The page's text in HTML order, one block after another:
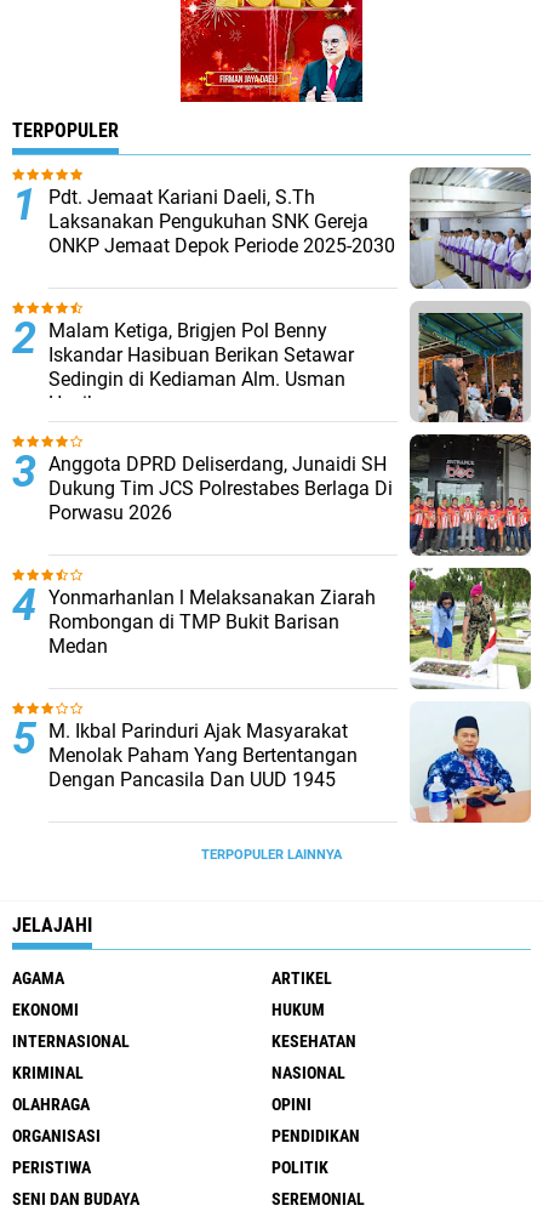
TERPOPULER
Pdt. Jemaat Kariani Daeli, S.Th
Laksanakan Pengukuhan SNK Gereja
ONKP Jemaat Depok Periode 2025-2030
Malam Ketiga, Brigjen Pol Benny
Iskandar Hasibuan Berikan Setawar
Sedingin di Kediaman Alm. Usman
Hasibuan
Anggota DPRD Deliserdang, Junaidi SH
Dukung Tim JCS Polrestabes Berlaga Di
Porwasu 2026
Yonmarhanlan l Melaksanakan Ziarah
Rombongan di TMP Bukit Barisan
Medan
M. Ikbal Parinduri Ajak Masyarakat
Menolak Paham Yang Bertentangan
Dengan Pancasila Dan UUD 1945
TERPOPULER LAINNYA
JELAJAHI
AGAMA
ARTIKEL
EKONOMI
HUKUM
INTERNASIONAL
KESEHATAN
KRIMINAL
NASIONAL
OLAHRAGA
OPINI
ORGANISASI
PENDIDIKAN
PERISTIWA
POLITIK
SENI DAN BUDAYA
SEREMONIAL